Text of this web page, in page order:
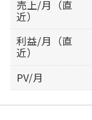
売上/月（直
近）
利益/月（直
近）
PV/月